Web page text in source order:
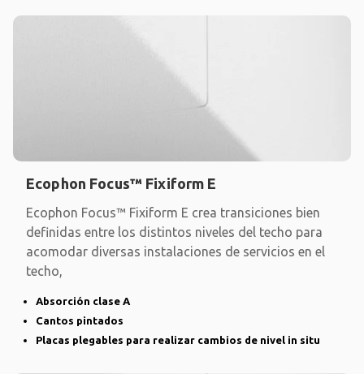
Ecophon Focus™ Fixiform E
Ecophon Focus™ Fixiform E crea transiciones bien
definidas entre los distintos niveles del techo para
acomodar diversas instalaciones de servicios en el
techo,
Absorción clase A
Cantos pintados
Placas plegables para realizar cambios de nivel in situ